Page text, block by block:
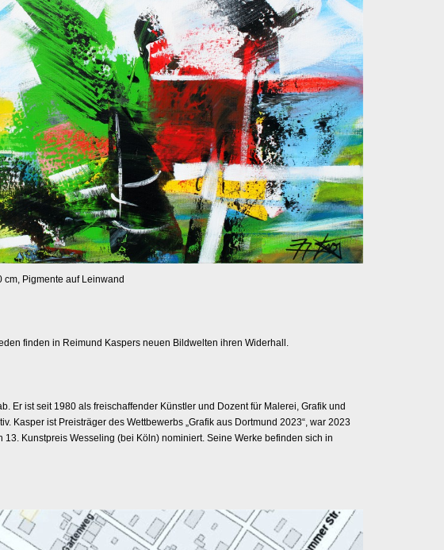
cm, Pigmente auf Leinwand
finden in Reimund Kaspers neuen Bildwelten ihren Widerhall.
Er ist seit 1980 als freischaffender Künstler und Dozent für Malerei, Grafik und
Kasper ist Preisträger des Wettbewerbs „Grafik aus Dortmund 2023“, war 2023
Kunstpreis Wesseling (bei Köln) nominiert. Seine Werke befinden sich in